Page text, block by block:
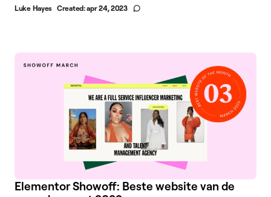
Luke Hayes Created:apr 24, 2023
Elementor Showoff: Beste website van de